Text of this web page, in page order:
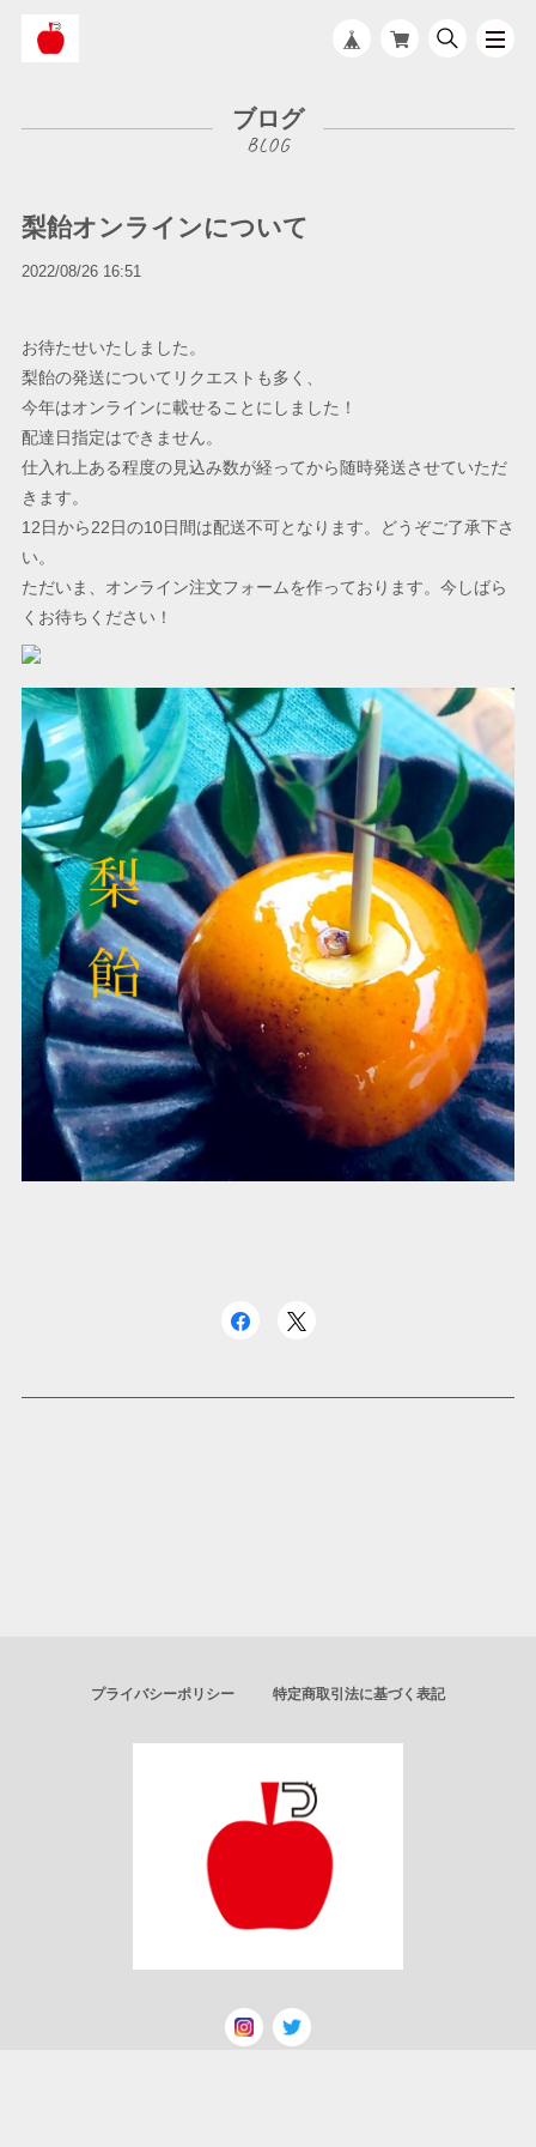
ブログ
梨飴オンラインについて
2022/08/26 16:51
お待たせいたしました。
梨飴の発送についてリクエストも多く、
今年はオンラインに載せることにしました！
配達日指定はできません。
仕入れ上ある程度の見込み数が経ってから随時発送させていただ
きます。
12日から22日の10日間は配送不可となります。どうぞご了承下さ
い。
ただいま、オンライン注文フォームを作っております。今しばら
くお待ちください！
プライバシーポリシー 特定商取引法に基づく表記